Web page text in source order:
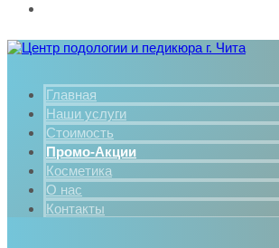
Главная
Наши услуги
Стоимость
Промо-Акции
Косметика
О нас
Контакты